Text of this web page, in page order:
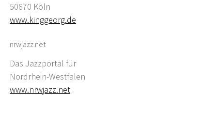
50670 Köln
www.kinggeorg.de
nrwjazz.net
Das Jazzportal für
Nordrhein-Westfalen
www.nrwjazz.net